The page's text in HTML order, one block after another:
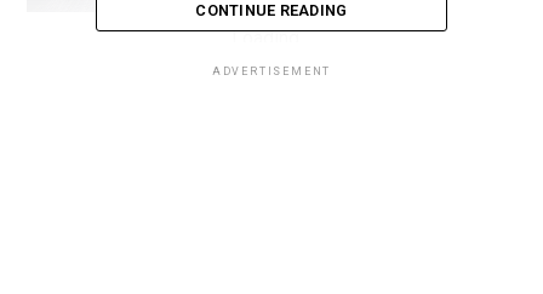
Loading...
CONTINUE READING
ADVERTISEMENT